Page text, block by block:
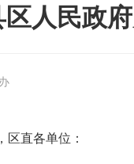
人民政
区直各单位：